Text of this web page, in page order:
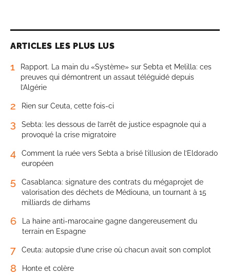
ARTICLES LES PLUS LUS
1
Rapport. La main du «Système» sur Sebta et Melilla: ces
preuves qui démontrent un assaut téléguidé depuis
l’Algérie
2 Rien sur Ceuta, cette fois-ci
3
Sebta: les dessous de l’arrêt de justice espagnole qui a
provoqué la crise migratoire
4
Comment la ruée vers Sebta a brisé l’illusion de l’Eldorado
européen
5
Casablanca: signature des contrats du mégaprojet de
valorisation des déchets de Médiouna, un tournant à 15
milliards de dirhams
6
La haine anti-marocaine gagne dangereusement du
terrain en Espagne
7 Ceuta: autopsie d’une crise où chacun avait son complot
8 Honte et colère